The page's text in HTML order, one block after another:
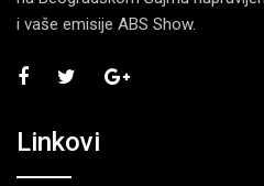
i vaše emisije ABS Show.
Linkovi